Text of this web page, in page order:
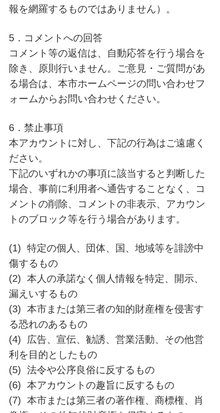
報を網羅するものではありません）。
5．コメントへの回答
コメント等の返信は、自動応答を行う場合を
除き、原則行いません。ご意見・ご質問があ
る場合は、本市ホームページの問い合わせフ
ォームからお問い合わせください。
6．禁止事項
本アカウントに対し、下記の行為はご遠慮く
ださい。
下記のいずれかの事項に該当すると判断した
場合、事前に利用者へ通告することなく、コ
メントの削除、コメントの非表示、アカウン
トのブロック等を行う場合があります。
(1) 特定の個人、団体、国、地域等を誹謗中
傷するもの
(2) 本人の承諾なく個人情報を特定、開示、
漏えいするもの
(3) 本市または第三者の知的財産権を侵害す
る恐れのあるもの
(4) 広告、宣伝、勧誘、営業活動、その他営
利を目的としたもの
(5) 法令や公序良俗に反するもの
(6) 本アカウントの趣旨に反するもの
(7) 本市または第三者の著作権、商標権、肖